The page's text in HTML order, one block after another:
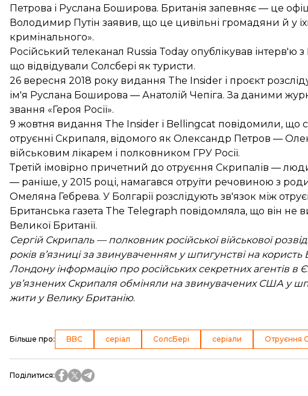
Петрова і Руслана Боширова. Британія запевняє — це
Володимир Путін заявив, що це цивільні громадяни й у
кримінального».
Російський телеканал Russia Today опублікував
що відвідували Солсбері як туристи.
26 вересня 2018 року видання The Insider і проєкт
ім'я Руслана Боширова — Анатолій Чепіга. За даними
звання «Героя Росії».
9 жовтня видання The Insider і Bellingcat повідомили, що
отруєнні Скрипаля, відомого як Олександр Петров —
військовим лікарем і полковником ГРУ Росії.
Третій імовірно причетний до отруєння Скрипалів —
— раніше, у 2015 році, намагався отруїти речовиною з
Омеляна Гебрева. У Болгарії розслідують зв'язок між
Британська газета The Telegraph повідомляла, що він не
Великої Британії.
Сергій Скрипаль — полковник російської військової
років в’язниці за звинуваченням у шпигунстві на користь
Лондону інформацію про російських секретних агентів в
ув’язнених Скрипаля обміняли на звинувачених США у
жити у Велику Британію.
Більше про: BBC серіал СолсБері серіали Отруєння
Поділитися: